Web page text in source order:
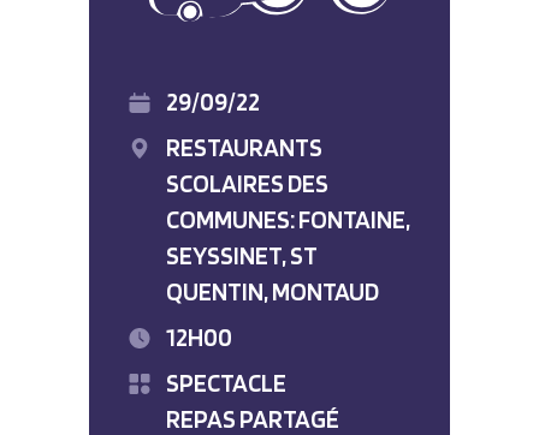
29/09/22
RESTAURANTS
SCOLAIRES DES
COMMUNES: FONTAINE,
SEYSSINET, ST
QUENTIN, MONTAUD
12H00
SPECTACLE
REPAS PARTAGÉ